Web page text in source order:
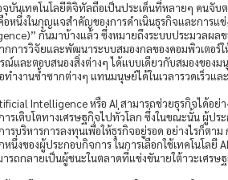
บันเทคโนโลยีดิจิทัลถือเป็นประเด็นที่หลายๆ คนจับ
อหนึ่งในกุญแจสำคัญของการดำเนินธุรกิจและการแ
กันมาบ้างแล้ว ซึ่งหมายถึงระบบประมวลผลข
กการวิจัยและพัฒนาระบบสมองกลของคอมพิวเตอร์
ณ์และตอบสนองสิ่งต่างๆ ได้แบบเดียวกับสมองขอ
ทำงานซ้ำซากต่างๆ แทนมนุษย์ได้ในเวลารวดเร็วแ
Intelligence หรือ AI สามารถช่วยธุรกิจได้อย่า
ารเติบโตทางเศรษฐกิจไปทั่วโลก ซึ่งในขณะนั้น ผู้ป
ารบริหารการลงทุนเพื่อให้ธุรกิจอยู่รอด อย่างไรก็ต
หนึ่งของผู้ประกอบกิจการ ในการเลือกใช้เทคโนโลยี
รถกลายเป็นผู้ชนะในตลาดที่แข่งขันายใต้าวะเศรษ